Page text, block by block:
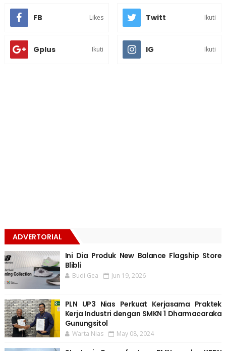
FB Likes Twitt Ikuti
Gplus Ikuti IG Ikuti
ADVERTORIAL
Ini Dia Produk New Balance Flagship Store
Blibli
Budi Gea Jun 19, 2026
PLN UP3 Nias Perkuat Kerjasama Praktek
Kerja Industri dengan SMKN 1 Dharmacaraka
Gunungsitol
Warta Nias May 08, 2024